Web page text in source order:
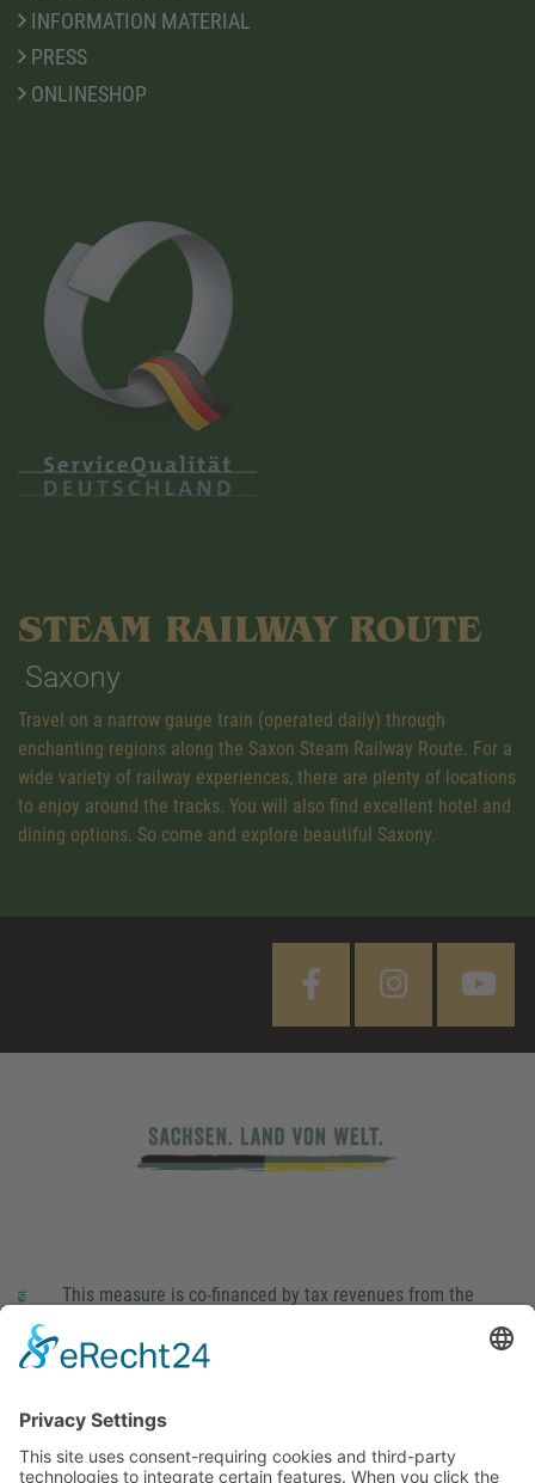
INFORMATION MATERIAL
PRESS
ONLINESHOP
STEAM RAILWAY ROUTE
Saxony
Travel on a narrow gauge train (operated daily) through
enchanting regions along the Saxon Steam Railway Route. For a
wide variety of railway experiences, there are plenty of locations
to enjoy around the tracks. You will also find excellent hotel and
dining options. So come and explore beautiful Saxony.
This measure is co-financed by tax revenues from the
Landtag (parliament).